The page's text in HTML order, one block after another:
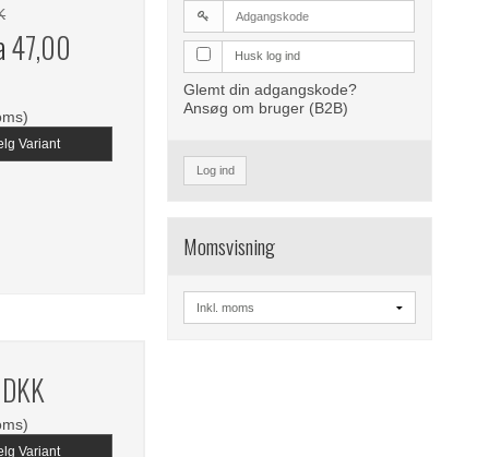
47,00
Variant
Variant
Husk log ind
Glemt din adgangskode?
Ansøg om bruger (B2B)
Log ind
Momsvisning